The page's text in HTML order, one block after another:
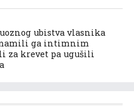
ubistva vlasnika
ga intimnim
za krevet pa ugušili